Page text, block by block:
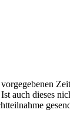
auch dieses